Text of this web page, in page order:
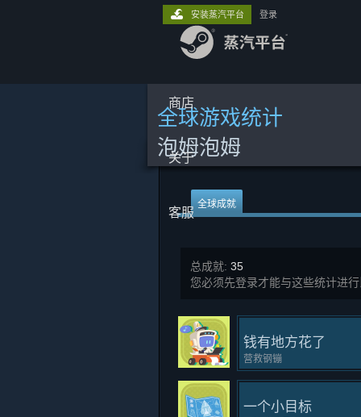
商店
关于
客服
安装蒸汽平台 登录
全球游戏统计
泡姆泡姆
全球成就
总成就: 35
您必须先登录才能与这些统计进
钱有地方花了
营救钢镚
一个小目标